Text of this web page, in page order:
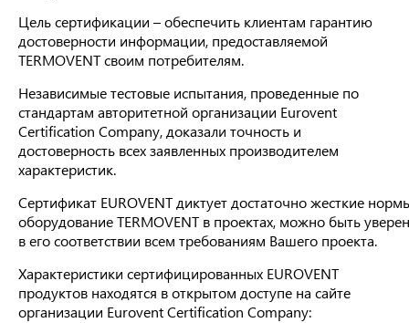
Цель сертификации – обеспечить клиентам гарантию
достоверности информации, предоставляемой
TERMOVENT своим потребителям.
Независимые тестовые испытания, проведенные по
стандартам авторитетной организации Eurovent
Certification Company, доказали точность и
достоверность всех заявленных производителем
характеристик.
Сертификат EUROVENT диктует достаточно жесткие
оборудование TERMOVENT в проектах, можно быть
в его соответствии всем требованиям Вашего проекта.
Характеристики сертифицированных EUROVENT
продуктов находятся в открытом доступе на сайте
организации Eurovent Certification Company: